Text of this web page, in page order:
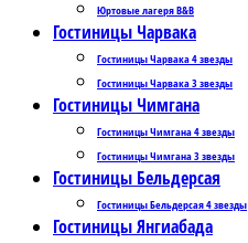
Юртовые лагеря B&B
Гостиницы Чарвака
Гостиницы Чарвака 4 звезды
Гостиницы Чарвака 3 звезды
Гостиницы Чимгана
Гостиницы Чимгана 4 звезды
Гостиницы Чимгана 3 звезды
Гостиницы Бельдерсая
Гостиницы Бельдерсая 4 звезды
Гостиницы Янгиабада